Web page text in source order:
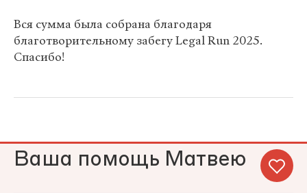
Вся сумма была собрана благодаря
благотворительному забегу Legal Run 2025.
Спасибо!
Ваша помощь Матвею